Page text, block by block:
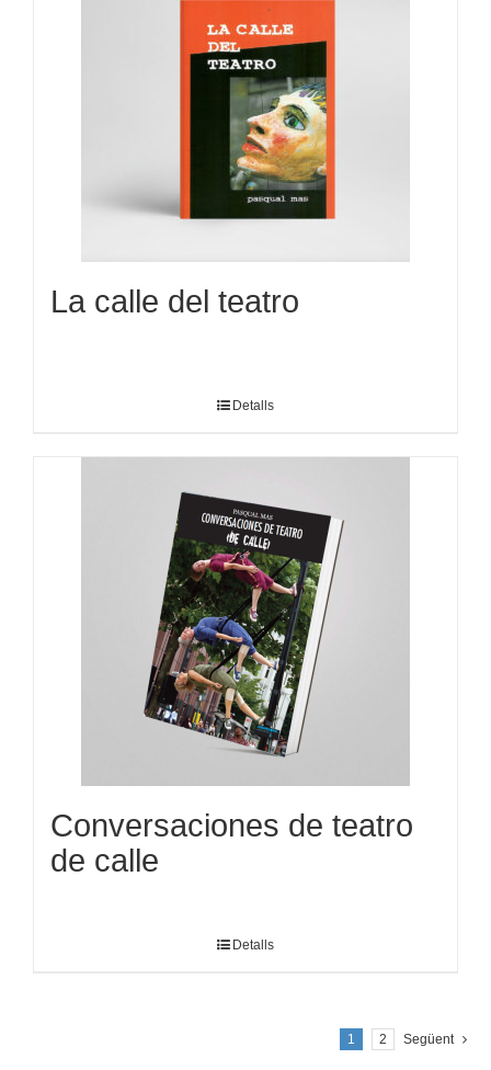
La calle del teatro
Detalls
Conversaciones de teatro
de calle
Detalls
1 2 Següent